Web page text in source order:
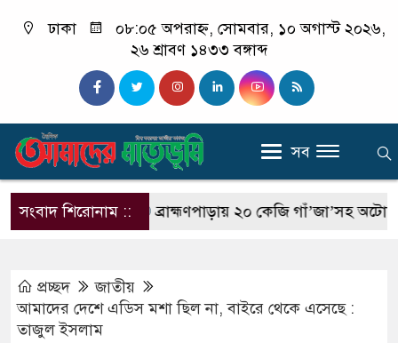
ঢাকা
০৮:০৫ অপরাহ্ন, সোমবার, ১০ অগাস্ট ২০২৬,
২৬ শ্রাবণ ১৪৩৩ বঙ্গাব্দ
সব
সংবাদ শিরোনাম ::
ছাত্র রাকিব ব্রাহ্মণপাড়ায় ২০ কেজি গাঁ’জা’সহ অটোরিকশা
প্রচ্ছদ
জাতীয়
আমাদের দেশে এডিস মশা ছিল না, বাইরে থেকে এসেছে :
তাজুল ইসলাম